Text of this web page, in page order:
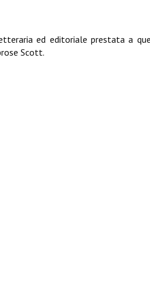
ed editoriale prestata a
Scott.